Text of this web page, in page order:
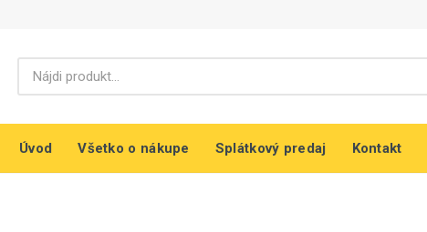
Úvod Všetko o nákupe Splátkový predaj Kontakt